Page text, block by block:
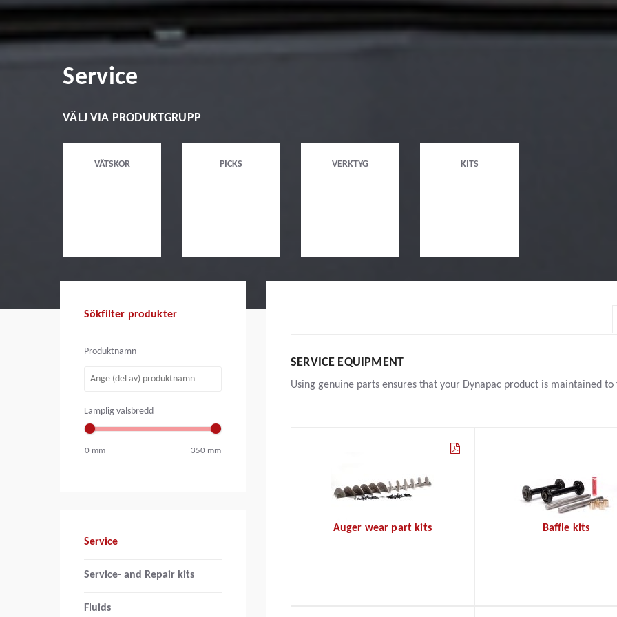
Service
VÄLJ VIA PRODUKTGRUPP
VÄTSKOR PICKS VERKTYG KITS
Sökfilter produkter
Produktnamn
Lämplig valsbredd
0 mm 350 mm
Service
Service- and Repair kits
Fluids
SERVICE EQUIPMENT
Using genuine parts ensures that your Dynapac product is maintained
Auger wear part kits Baffle kits